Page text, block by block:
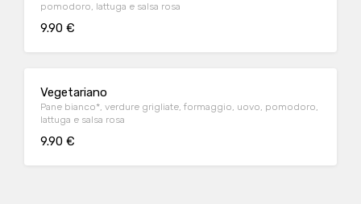
pomodoro, lattuga e salsa rosa
9.90 €
Vegetariano
Pane bianco*, verdure grigliate, formaggio, uovo, pomodoro,
lattuga e salsa rosa
9.90 €